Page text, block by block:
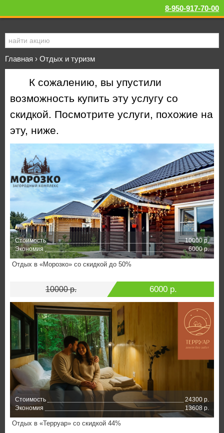
8-950-917-70-00
Главная › Отдых и туризм
К сожалению, вы упустили
возможность купить эту услугу со
скидкой. Посмотрите услуги, похожие на
эту, ниже.
Стоимость
10000 р.
Экономия
6000 р.
Отдых в «Морозко» со скидкой до 50%
10000 р. 6000 р.
Стоимость
24300 р.
Экономия
13608 р.
Отдых в «Терруар» со скидкой 44%